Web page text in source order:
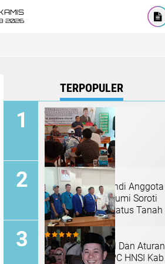
TERPOPULER
Asep Rizwan Efendi Anggota
DPRD Kab Sukabumi Soroti
Permasalahan Status Tanah
di Reses Kedua
Kelangkaan BBM Dan Aturan
Benih Lobster, DPC HNSI Kab